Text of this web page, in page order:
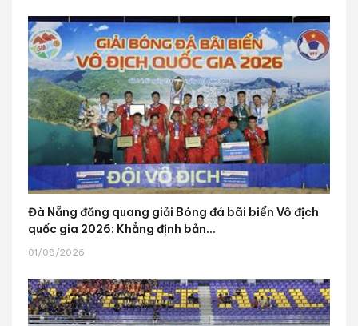
Đà Nẵng đăng quang giải Bóng đá bãi biển Vô địch
quốc gia 2026: Khẳng định bản...
01/08/2026